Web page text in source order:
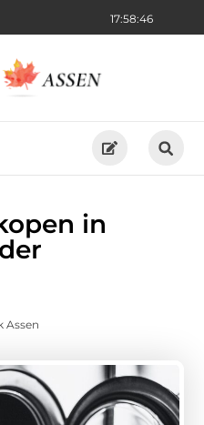
17:58:48
in
Assen